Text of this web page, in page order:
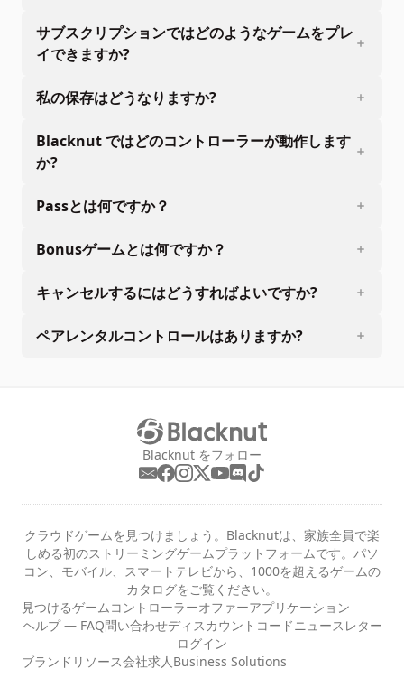
サブスクリプションではどのようなゲームをプレ
イできますか?
私の保存はどうなりますか?
Blacknut ではどのコントローラーが動作します
か?
Passとは何ですか？
Bonusゲームとは何ですか？
キャンセルするにはどうすればよいですか?
ペアレンタルコントロールはありますか?
Blacknut をフォロー
クラウドゲームを見つけましょう。Blacknutは、家族全員で楽
しめる初のストリーミングゲームプラットフォームです。パソ
コン、モバイル、スマートテレビから、1000を超えるゲームの
カタログをご覧ください。
見つけるゲーム コントローラーオファーアプリケーション
ヘルプ — FAQ問い合わせディスカウントコード ニュースレター
ログイン
ブランドリソース会社求人 Business Solutions